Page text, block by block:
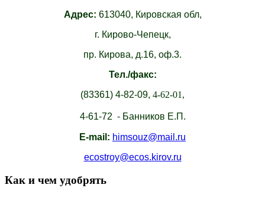
Адрес: 613040, Кировская обл,
г. Кирово-Чепецк,
пр. Кирова, д.16, оф.3.
Тел./факс:
(83361) 4-82-09, 4-62-01,
4-61-72 - Банников Е.П.
E-mail: himsouz@mail.ru
ecostroy@ecos.kirov.ru
Как и чем удобрять